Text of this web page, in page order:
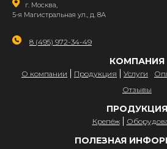
г. Москва,
5-я Магистральная ул., д. 8А
8 (495) 972-34-49
КОМПАНИЯ
О компании Продукция Услуги
Отзывы
ПРОДУКЦИЯ
Крепёж
ПОЛЕЗНАЯ